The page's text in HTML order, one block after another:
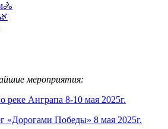
мероприятия:
реке Анграпа 8-10 мая 2025г.
«Дорогами Победы» 8 мая 2025г.